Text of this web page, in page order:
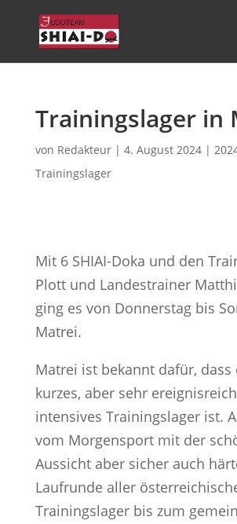
Trainingslager in
von Redakteur| 4. August 2024|
Trainingslager
Mit 6 SHIAI-Doka und den
Plott und Landestrainer
ging es von Donnerstag bis
Matrei.
Matrei ist bekannt dafür, dass
kurzes, aber sehr
intensives Trainingslager ist.
vom Morgensport mit der
Aussicht aber sicher auch
Laufrunde aller
Trainingslager bis zum